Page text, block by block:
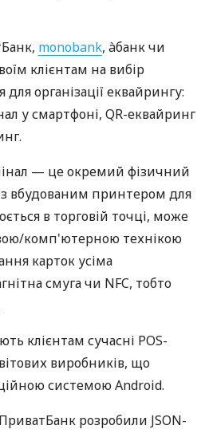
monobank, àбанк чи
клієнтам на вибір
організації еквайрингу:
у смартфоні, QR-еквайринг
— це окремий фізичний
вбудованим принтером для
в торговій точці, може
комп'ютерною технікою
карток усіма
смуга чи NFC, тобто
клієнтам сучасні POS-
виробників, що
системою Android.
розробили JSON-